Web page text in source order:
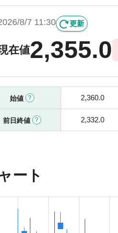
8/7 11:30 更新
在値2,355.0
始値 2,360.0
前日終値 2,332.0
ート